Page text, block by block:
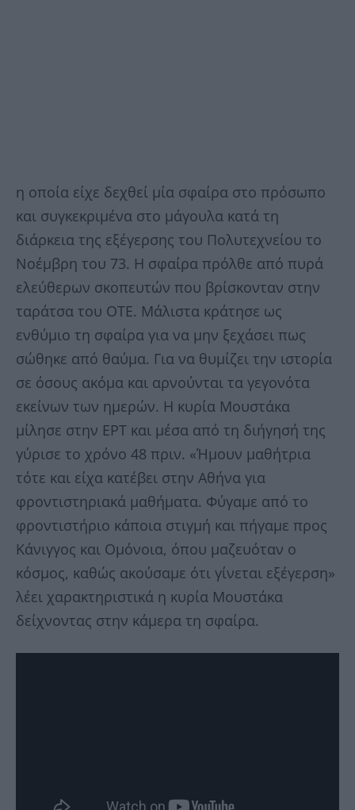
η οποία είχε δεχθεί μία σφαίρα στο πρόσωπο
και συγκεκριμένα στο μάγουλα κατά τη
διάρκεια της εξέγερσης του Πολυτεχνείου το
Νοέμβρη του 73. Η σφαίρα πρόλθε από πυρά
ελεύθερων σκοπευτών που βρίσκονταν στην
ταράτσα του ΟΤΕ. Μάλιστα κράτησε ως
ενθύμιο τη σφαίρα για να μην ξεχάσει πως
σώθηκε από θαύμα. Για να θυμίζει την ιστορία
σε όσους ακόμα και αρνούνται τα γεγονότα
εκείνων των ημερών. Η κυρία Μουστάκα
μίλησε στην ΕΡΤ και μέσα από τη διήγησή της
γύρισε το χρόνο 48 πριν. «Ήμουν μαθήτρια
τότε και είχα κατέβει στην Αθήνα για
φροντιστηριακά μαθήματα. Φύγαμε από το
φροντιστήριο κάποια στιγμή και πήγαμε προς
Κάνιγγος και Ομόνοια, όπου μαζευόταν ο
κόσμος, καθώς ακούσαμε ότι γίνεται εξέγερση»
λέει χαρακτηριστικά η κυρία Μουστάκα
δείχνοντας στην κάμερα τη σφαίρα.